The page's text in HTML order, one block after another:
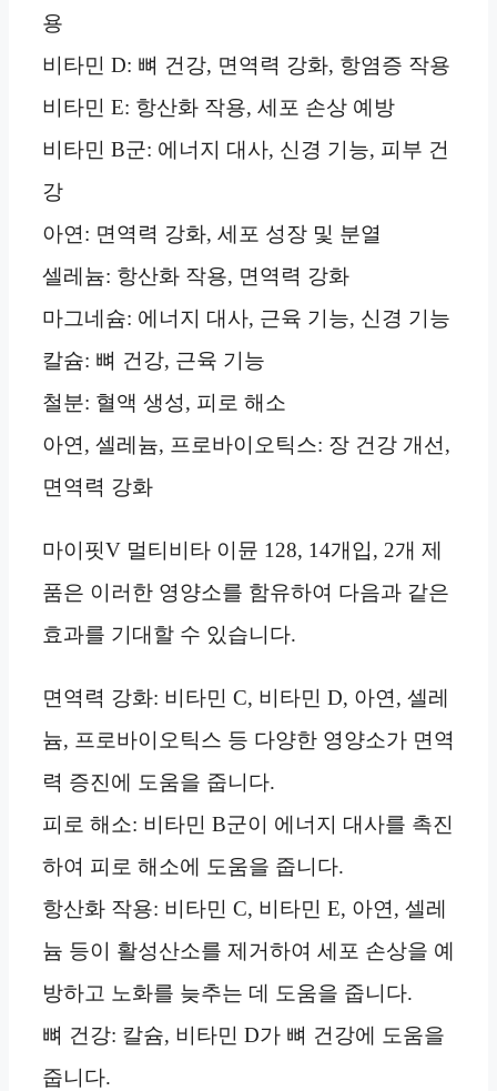
용
비타민 D: 뼈 건강, 면역력 강화, 항염증 작용
비타민 E: 항산화 작용, 세포 손상 예방
비타민 B군: 에너지 대사, 신경 기능, 피부 건
강
아연: 면역력 강화, 세포 성장 및 분열
셀레늄: 항산화 작용, 면역력 강화
마그네슘: 에너지 대사, 근육 기능, 신경 기능
칼슘: 뼈 건강, 근육 기능
철분: 혈액 생성, 피로 해소
아연, 셀레늄, 프로바이오틱스: 장 건강 개선,
면역력 강화
마이핏V 멀티비타 이뮨 128, 14개입, 2개 제
품은 이러한 영양소를 함유하여 다음과 같은
효과를 기대할 수 있습니다.
면역력 강화: 비타민 C, 비타민 D, 아연, 셀레
늄, 프로바이오틱스 등 다양한 영양소가 면역
력 증진에 도움을 줍니다.
피로 해소: 비타민 B군이 에너지 대사를 촉진
하여 피로 해소에 도움을 줍니다.
항산화 작용: 비타민 C, 비타민 E, 아연, 셀레
늄 등이 활성산소를 제거하여 세포 손상을 예
방하고 노화를 늦추는 데 도움을 줍니다.
뼈 건강: 칼슘, 비타민 D가 뼈 건강에 도움을
줍니다.